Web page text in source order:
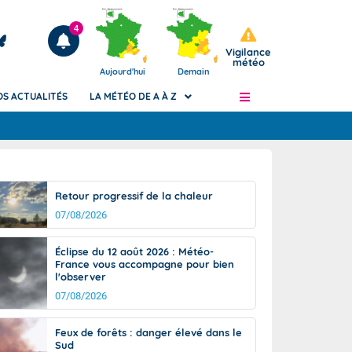
Articles
4
Aujourd'hui Demain
Vigilance
météo
de
Phénomènes dangereux de J+2 à J+7
Avertissement pluies intenses à l'échelle
des communes (Apic)
Bulletins Marine
Bulletins d'estimation du risque
d'avalanche
Météo des forêts
Vigicrues
ACTUALITÉS LA MÉTÉO DE A À Z
Retour progressif de la chaleur
07/08/2026
Éclipse du 12 août 2026 : Météo-
France vous accompagne pour bien
l'observer
07/08/2026
Feux de forêts : danger élevé dans le
Sud